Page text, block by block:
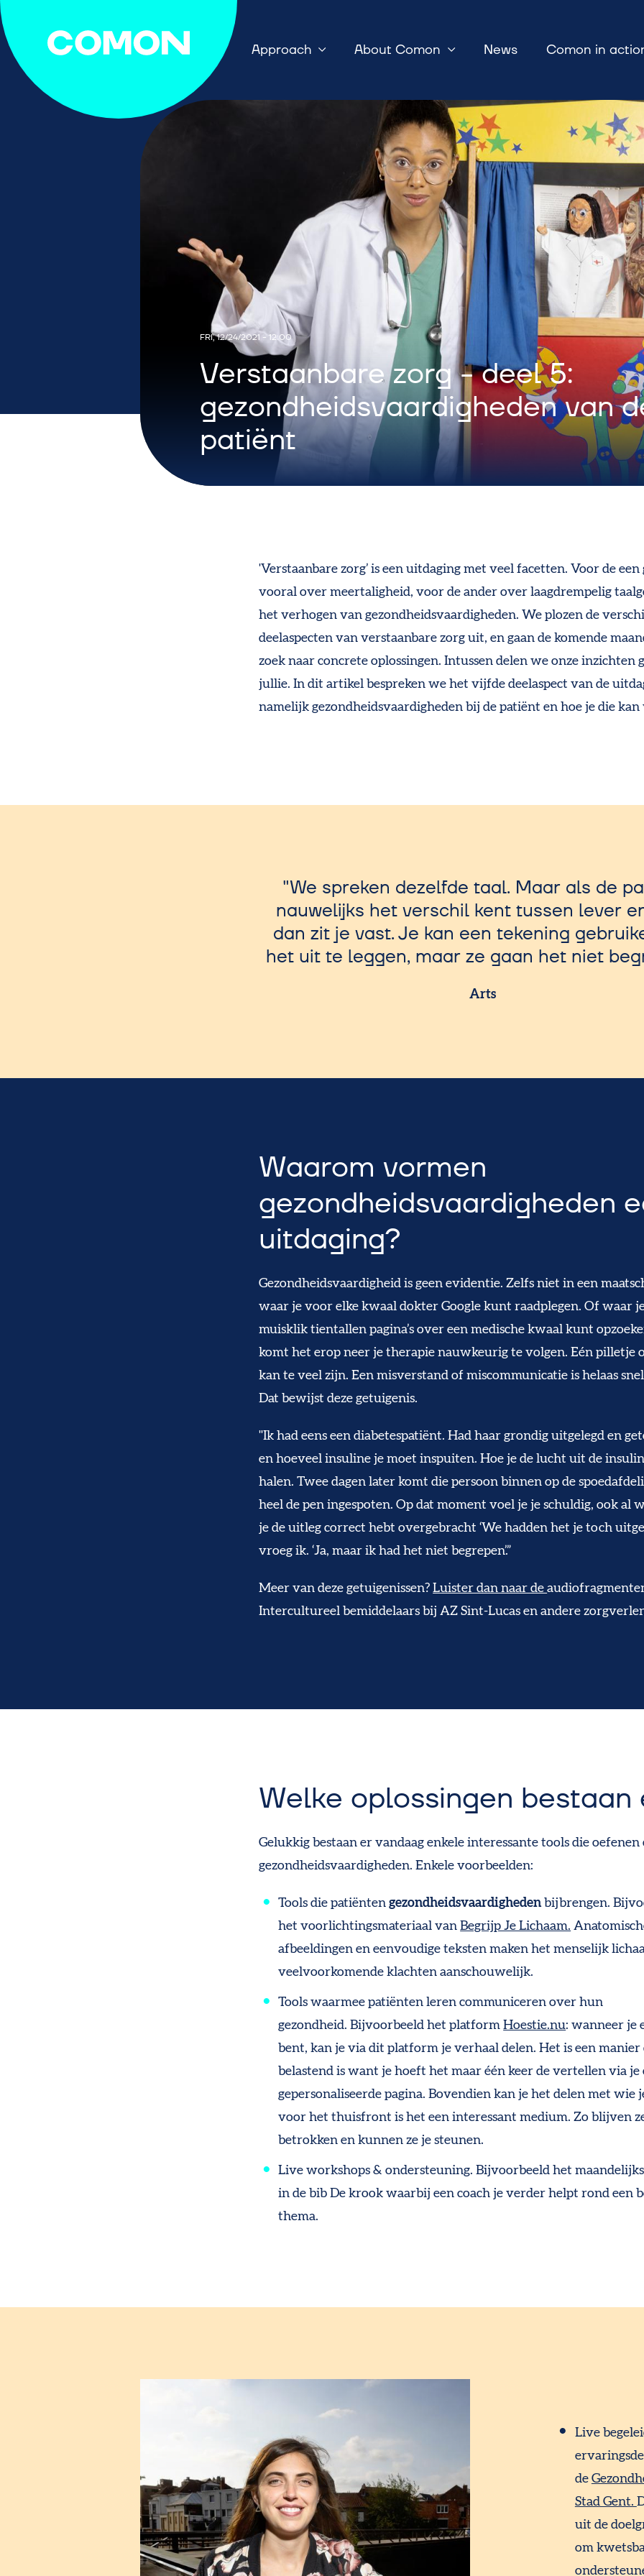
Approach About Comon News Comon in
FRI, 12/24/2021 - 12:00
Verstaanbare zorg - deel 5:
gezondheidsvaardigheden van
patiënt
'Verstaanbare zorg’ is een uitdaging met veel facetten. Voor de een
vooral over meertaligheid, voor de ander over laagdrempelig
het verhogen van gezondheidsvaardigheden. We plozen de
deelaspecten van verstaanbare zorg uit, en gaan de komende
zoek naar concrete oplossingen. Intussen delen we onze inzichten
jullie. In dit artikel bespreken we het vijfde deelaspect van de
namelijk gezondheidsvaardigheden bij de patiënt en hoe je die kan
We spreken dezelfde taal. Maar als de
nauwelijks het verschil kent tussen lever
dan zit je vast. Je kan een tekening
het uit te leggen, maar ze gaan het niet
Arts
Waarom vormen
gezondheidsvaardigheden
uitdaging?
Gezondheidsvaardigheid is geen evidentie. Zelfs niet in een
waar je voor elke kwaal dokter Google kunt raadplegen. Of waar
muisklik tientallen pagina’s over een medische kwaal kunt
komt het erop neer je therapie nauwkeurig te volgen. Eén pilletje
kan te veel zijn. Een misverstand of miscommunicatie is helaas
Dat bewijst deze getuigenis.
"Ik had eens een diabetespatiënt. Had haar grondig uitgelegd en
en hoeveel insuline je moet inspuiten. Hoe je de lucht uit de
halen. Twee dagen later komt die persoon binnen op de
heel de pen ingespoten. Op dat moment voel je je schuldig, ook al
je de uitleg correct hebt overgebracht ‘We hadden het je toch
vroeg ik. ‘Ja, maar ik had het niet begrepen’.”
Meer van deze getuigenissen?Luister dan naar de
Intercultureel bemiddelaars bij AZ Sint-Lucas en andere
Welke oplossingen bestaan
Gelukkig bestaan er vandaag enkele interessante tools die oefenen
gezondheidsvaardigheden. Enkele voorbeelden:
Tools die patiëntengezondheidsvaardigheden bijbrengen.
het voorlichtingsmateriaal vanBegrijp Je Lichaam.
afbeeldingen en eenvoudige teksten maken het menselijk
veelvoorkomende klachten aanschouwelijk.
Tools waarmee patiënten leren communiceren over hun
gezondheid.Bijvoorbeeld het platformHoestie.nu: wanneer je
bent, kan je via dit platform je verhaal delen. Het is een manier
belastend is want je hoeft het maar één keer de vertellen via je
gepersonaliseerde pagina. Bovendien kan je het delen met wie
voor het thuisfront is het een interessant medium. Zo blijven
betrokken en kunnen ze je steunen.
Live workshops & ondersteuning.Bijvoorbeeld het
in de bib De krook waarbij een coach je verder helpt rond een
thema.
Live
de
Stad Gent.
uit de
om